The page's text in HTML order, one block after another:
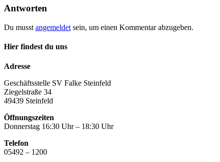
Antworten
Du musst angemeldet sein, um einen Kommentar abzugeben.
Hier findest du uns
Adresse
Geschäftsstelle SV Falke Steinfeld
Ziegelstraße 34
49439 Steinfeld
Öffnungszeiten
Donnerstag 16:30 Uhr – 18:30 Uhr
Telefon
05492 – 1200